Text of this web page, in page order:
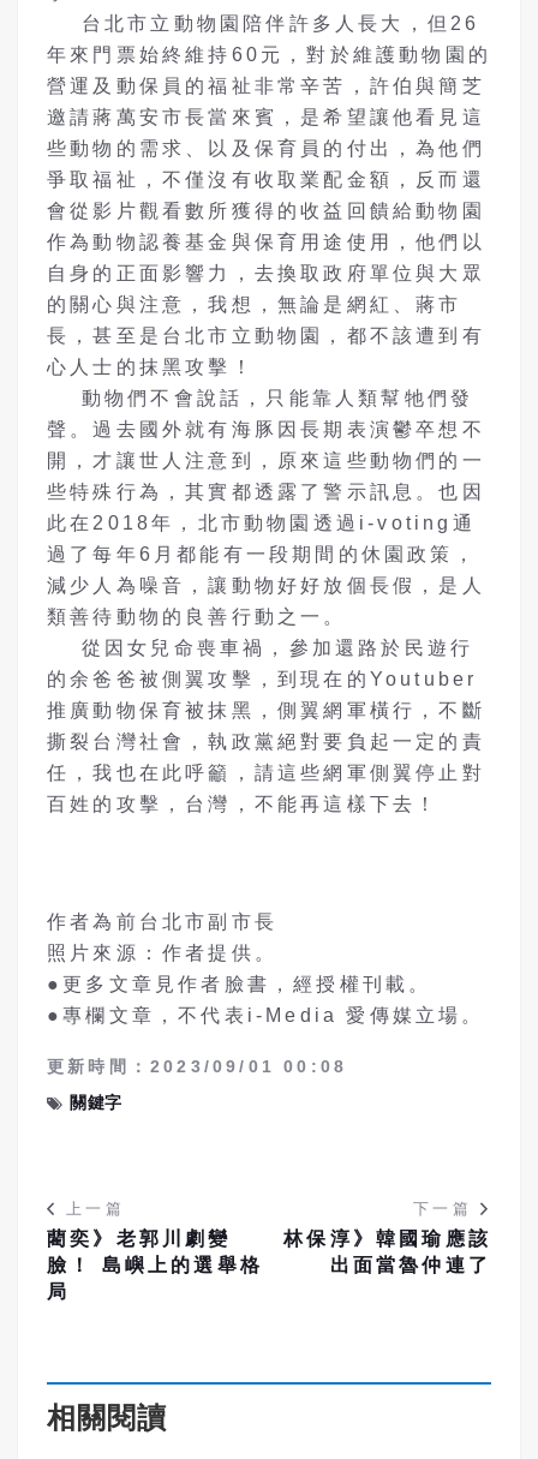
台北市立動物園陪伴許多人長大，但26
年來門票始終維持60元，對於維護動物園的
營運及動保員的福祉非常辛苦，許伯與簡芝
邀請蔣萬安市長當來賓，是希望讓他看見這
些動物的需求、以及保育員的付出，為他們
爭取福祉，不僅沒有收取業配金額，反而還
會從影片觀看數所獲得的收益回饋給動物園
作為動物認養基金與保育用途使用，他們以
自身的正面影響力，去換取政府單位與大眾
的關心與注意，我想，無論是網紅、蔣市
長，甚至是台北市立動物園，都不該遭到有
心人士的抹黑攻擊！
動物們不會說話，只能靠人類幫牠們發
聲。過去國外就有海豚因長期表演鬱卒想不
開，才讓世人注意到，原來這些動物們的一
些特殊行為，其實都透露了警示訊息。也因
此在2018年，北市動物園透過i-voting通
過了每年6月都能有一段期間的休園政策，
減少人為噪音，讓動物好好放個長假，是人
類善待動物的良善行動之一。
從因女兒命喪車禍，參加還路於民遊行
的余爸爸被側翼攻擊，到現在的Youtuber
推廣動物保育被抹黑，側翼網軍橫行，不斷
撕裂台灣社會，執政黨絕對要負起一定的責
任，我也在此呼籲，請這些網軍側翼停止對
百姓的攻擊，台灣，不能再這樣下去！
作者為前台北市副市長
照片來源：作者提供。
●更多文章見作者臉書，經授權刊載。
●專欄文章，不代表i-Media 愛傳媒立場。
更新時間：2023/09/01 00:08
關鍵字
上一篇
藺奕》老郭川劇變
臉！ 島嶼上的選舉格
局
下一篇
林保淳》韓國瑜應該
出面當魯仲連了
相關閱讀